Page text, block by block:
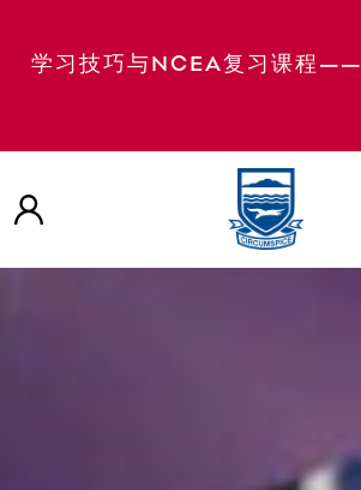
学习技巧与NCEA复习课程——